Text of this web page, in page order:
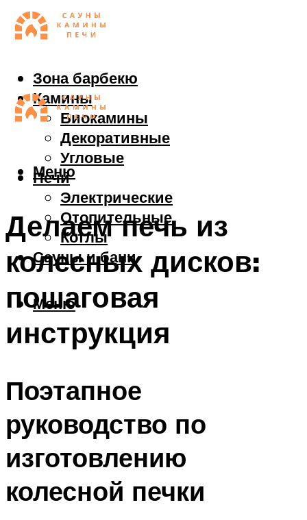
Зона барбекю
Камины
Биокамины
Декоративные
Угловые
Печи
Электрические
Отопительные
Котлы
Сауны и бани
Меню
Меню
Делаем печь из
колесных дисков:
пошаговая
инструкция
Поэтапное
руководство по
изготовлению
колесной печки